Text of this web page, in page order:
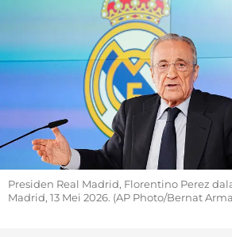
Presiden Real Madrid, Florentino Perez
Madrid, 13 Mei 2026. (AP Photo/Bernat